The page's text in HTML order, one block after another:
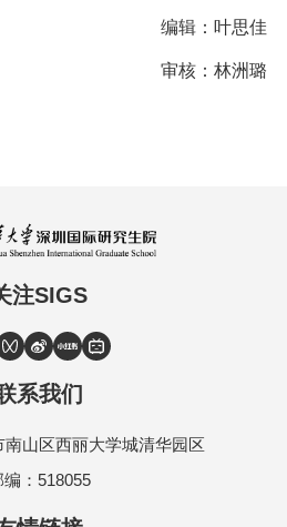
编辑：叶思佳
审核：林洲璐
注SIGS
系我们
山区西丽大学城清华园区
编：518055